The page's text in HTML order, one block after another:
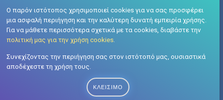
Ευρωπαϊκή Χάρτα του Ερευνητή (HRS4R)
Ο παρόν ιστότοπος χρησιμοποιεί cookies για να σας προσφέρει
μια ασφαλή περιήγηση και την καλύτερη δυνατή εμπειρία χρήσης.
Για να μάθετε περισσότερα σχετικά με τα cookies, διαβάστε την
πολιτική μας για την χρήση cookies
Συνεχίζοντας την περιήγηση σας στον ιστότοπό μας, ουσιαστικά
αποδέχεστε τη χρήση τους.
ΚΛΕΊΣΙΜΟ